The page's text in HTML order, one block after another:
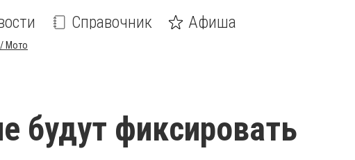
Справочник Афиша
Мото
будут фиксировать